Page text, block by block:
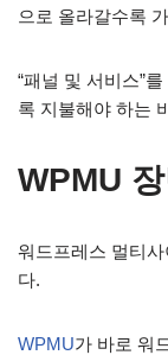
으로 올라갈수록
“패널 및 서비스”
록 지불해야 하는
WPMU
워드프레스 멀티
다.
WPMU가 바로 워